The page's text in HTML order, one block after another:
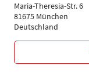
Maria-Theresia-Str. 6
81675 München
Deutschland